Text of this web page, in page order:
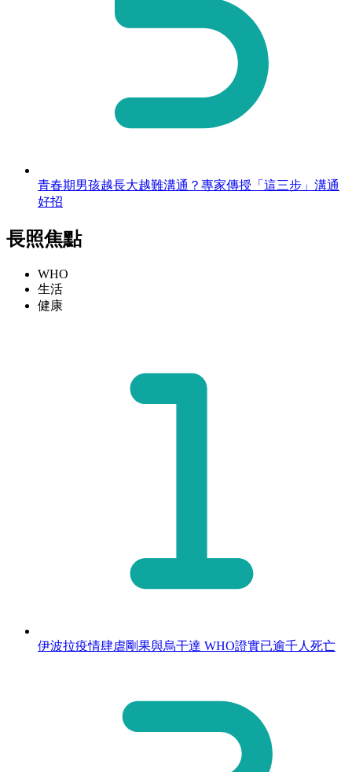
青春期男孩越長大越難溝通？專家傳授「這三步」溝通
好招
長照焦點
WHO
生活
健康
伊波拉疫情肆虐剛果與烏干達 WHO證實已逾千人死亡